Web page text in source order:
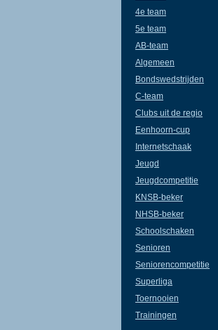
4e team
5e team
AB-team
Algemeen
Bondswedstrijden
C-team
Clubs uit de regio
Eenhoorn-cup
Internetschaak
Jeugd
Jeugdcompetitie
KNSB-beker
NHSB-beker
Schoolschaken
Senioren
Seniorencompetitie
Superliga
Toernooien
Trainingen